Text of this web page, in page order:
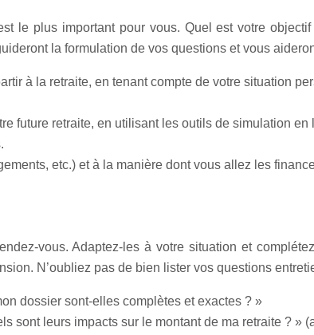
le plus important pour vous. Quel est votre
la formulation de vos questions et vous
à la retraite, en tenant compte de votre situation
future retraite, en utilisant les outils de simulation
etc.) et à la manière dont vous allez les
vous. Adaptez-les à votre situation et
N’oubliez pas de bien lister vos questions
dossier sont-elles complètes et exactes ? »
sont leurs impacts sur le montant de ma retraite ? »